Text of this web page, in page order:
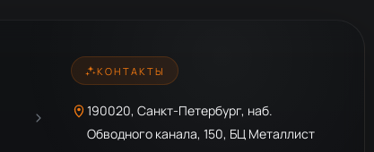
КОНТАКТЫ
190020, Санкт-Петербург, наб.
Обводного канала, 150, БЦ Металлист